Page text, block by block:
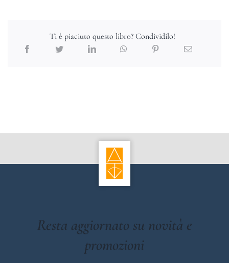
Ti è piaciuto questo libro? Condividilo!
Resta aggiornato su novità e
promozioni